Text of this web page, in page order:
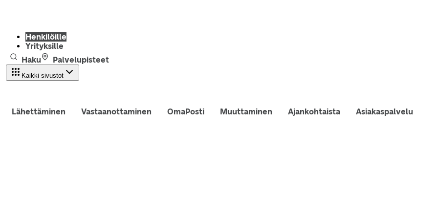
Henkilöille
Yrityksille
Haku
Palvelupisteet
Kaikki sivustot
Lähettäminen Vastaanottaminen OmaPosti Muuttaminen Ajankohtaista Asiakaspalvelu